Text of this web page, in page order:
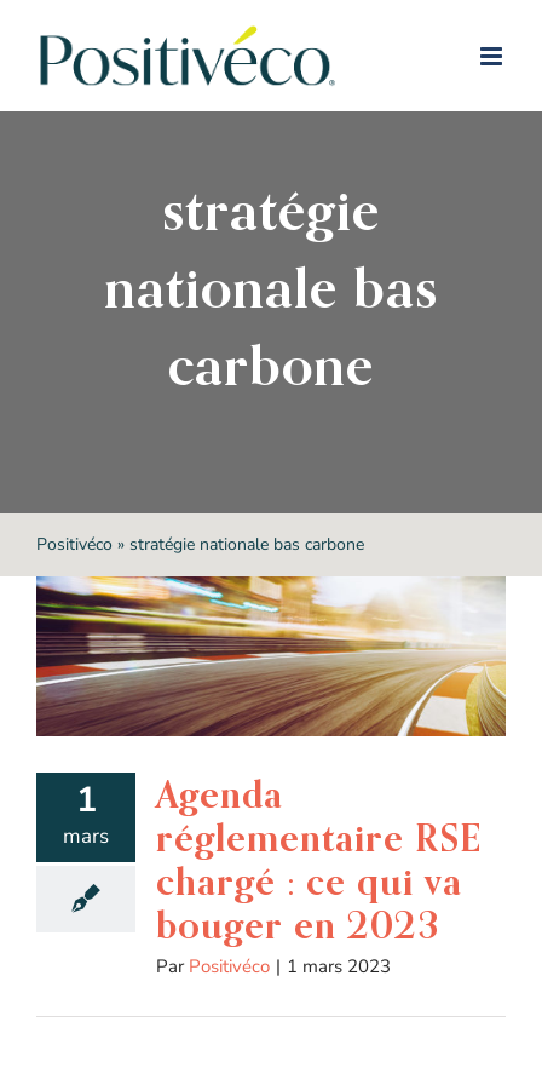
stratégie
nationale bas
carbone
Positivéco» stratégie nationale bas carbone
1
mars
Agenda
réglementaire RSE
chargé : ce qui va
bouger en 2023
Par Positivéco | 1 mars 2023